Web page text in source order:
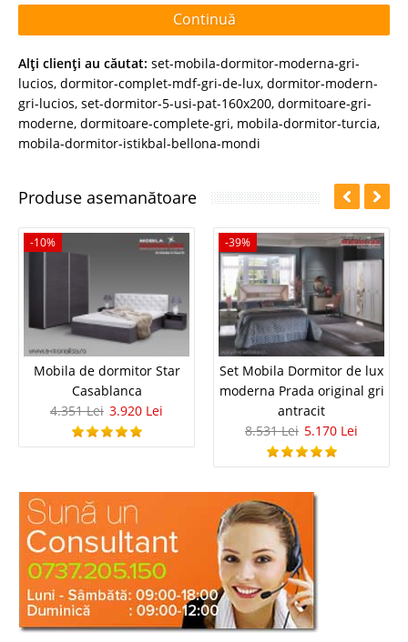
Continuă
Alţi clienţi au căutat: set-mobila-dormitor-moderna-gri-
lucios, dormitor-complet-mdf-gri-de-lux, dormitor-modern-
gri-lucios, set-dormitor-5-usi-pat-160x200, dormitoare-gri-
moderne, dormitoare-complete-gri, mobila-dormitor-turcia,
mobila-dormitor-istikbal-bellona-mondi
Produse asemanătoare
-10%
Mobila de dormitor Star
Casablanca
4.351 Lei 3.920 Lei
-39%
Set Mobila Dormitor de lux
moderna Prada original gri
antracit
8.531 Lei 5.170 Lei